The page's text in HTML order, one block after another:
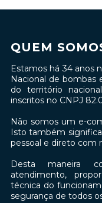
QUEM
Estamos há 34 anos
Nacional de bombas
do território
inscritos no CNPJ
Não somos um e-
Isto também
pessoal e direto com
Desta maneira
atendimento,
técnica do
segurança de todos